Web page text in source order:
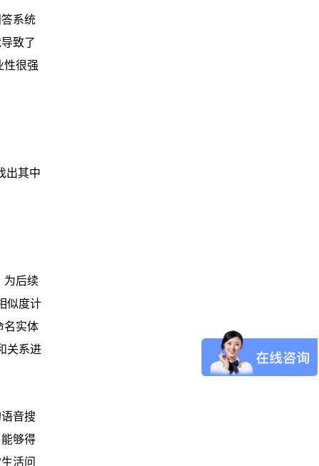
系统
致了
性很强
出其中
为后续
似度计
名实体
关系进
音搜
够得
活问